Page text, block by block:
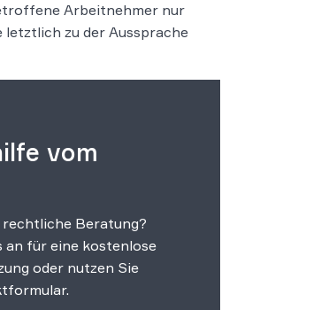
Arbeitnehmer nur
letztlich zu der Aussprache
vom
rechtliche Beratung?
an für eine kostenlose
oder nutzen Sie